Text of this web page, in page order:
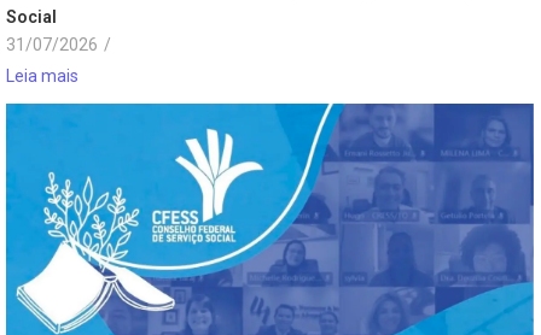
Social
31/07/2026 /
Leia mais